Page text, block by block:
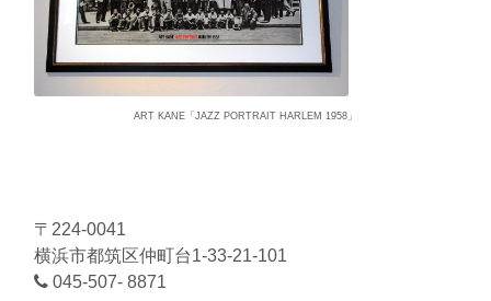
ART KANE「JAZZ PORTRAIT HARLEM 1958」
〒224-0041
横浜市都筑区仲町台1-33-21-101
045-507- 8871